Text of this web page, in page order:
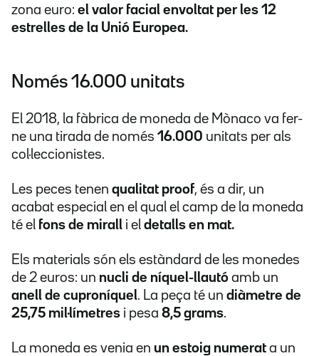
zona euro: el valor facial envoltat per les 12
estrelles de la Unió Europea.
Només 16.000 unitats
El 2018, la fàbrica de moneda de Mònaco va fer-
ne una tirada de només 16.000 unitats per als
col·leccionistes.
Les peces tenen qualitat proof, és a dir, un
acabat especial en el qual el camp de la moneda
té el fons de mirall i el detalls en mat.
Els materials són els estàndard de les monedes
de 2 euros: un nucli de níquel-llautó amb un
anell de cuproníquel. La peça té un diàmetre de
25,75 mil·límetres i pesa 8,5 grams.
La moneda es venia en un estoig numerat a un